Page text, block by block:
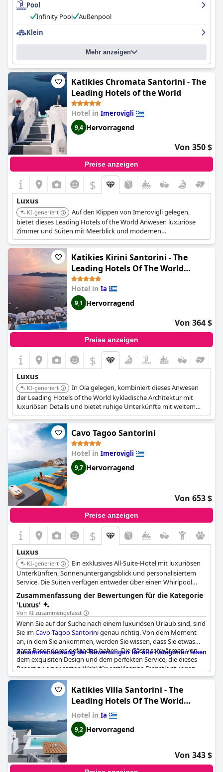
Pool
Infinity Pool
Außenpool
Klein
Mehr anzeigen
Katikies Chromata Santorini - The
Leading Hotels of the World
Hotel in Imerovigli
9,4 Hervorragend
Von 350 $
Preise anzeigen
$
Luxus
KI-generiert
Auf den Klippen von Imerovigli gelegen,
bietet dieses Leading Hotels of the World Anwesen luxuriöse
Zimmer und Suiten mit Meerblick und modernen
monochromen Farbpaletten. Es bietet einen unvergleichlichen
180°-Blick auf Santorinis Caldera, verfügt über ein renommiertes
Restaurant und bietet personalisierte Concierge-Services.
Katikies Kirini Santorini - The
Leading Hotels Of The World
(Katikies Santorini - Gea House -
The Leading Hotels Of The World)
Hotel in Ia
9,1 Hervorragend
Von 364 $
Preise anzeigen
$
Luxus
KI-generiert
In Oia gelegen, kombiniert dieses Anwesen
der Leading Hotels of the World kykladische Architektur mit
luxuriösen Details und bietet ruhige Unterkünfte mit weitem
Blick auf die Caldera. Es bietet einen außergewöhnlich
anspruchsvollen Rückzugsort mit Behandlungen im Katikies SPA
und einzigartigen Gourmet-Angeboten.
Cavo Tagoo Santorini
Hotel in Imerovigli
9,7 Hervorragend
Von 653 $
Preise anzeigen
$
Luxus
KI-generiert
Ein exklusives All-Suite-Hotel mit luxuriösen
Unterkünften, Sonnenuntergangsblick und personalisiertem
Service. Die Suiten verfügen entweder über einen Whirlpool
oder einen privaten Pool. Das Hotel bietet einen
wunderschönen beheizten Infinity-Pool mit schwimmenden
Sonnenliegen und ein schickes mediterranes Fusionsrestaurant.
Zusammenfassung der Bewertungen für die Kategorie
'Luxus'
Von KI zusammengefasst
Wenn Sie auf der Suche nach einem luxuriösen Urlaub sind, sind
Sie imCavo Tagoo Santorinigenau richtig. Von dem Moment
an, in dem Sie ankommen, werden Sie wissen, dass Sie etwas
ganz Besonderes gefunden haben. Die Gäste schwärmen von
dem exquisiten Design und dem perfekten Service, die dieses
Resort zu einer ersten Wahl für erstklassige Dienstleistungen
und ein wahrhaft luxuriöses Erlebnis machen. Die herrliche Lage
des Hotels mit dem atemberaubenden Blick auf die Caldera ist
ein wahrer Augenschmaus, und das luxuriöse Ambiente und die
Liebe zum Detail im gesamten Gebäude sorgen für einen
idealen und luxuriösen Aufenthalt. Obwohl einige Gäste die
Zimmer als etwas teuer empfanden, waren sie sich einig, dass
dies eines der besten Hotels ist, in dem sie je gewohnt haben,
und viele hoffen, jeden Sommer wiederzukommen. Alles in
allem ist dasCavo Tagoo Santorini
seinem Ruf als eines der luxuriösesten Reiseziele Griechenlands
wirklich gerecht wird.
Zusammenfassung der Bewertungen für alle Kategorien lesen
Katikies Villa Santorini - The
Leading Hotels Of The World
(Villaki Oia)
Hotel in Ia
9,2 Hervorragend
Von 343 $